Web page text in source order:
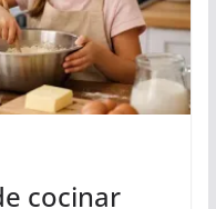
cocinar